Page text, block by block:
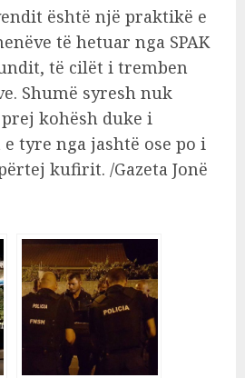
është një praktikë e
të hetuar nga SPAK
të cilët i tremben
Shumë syresh nuk
kohësh duke i
tyre nga jashtë ose po i
kufirit. /Gazeta Jonë